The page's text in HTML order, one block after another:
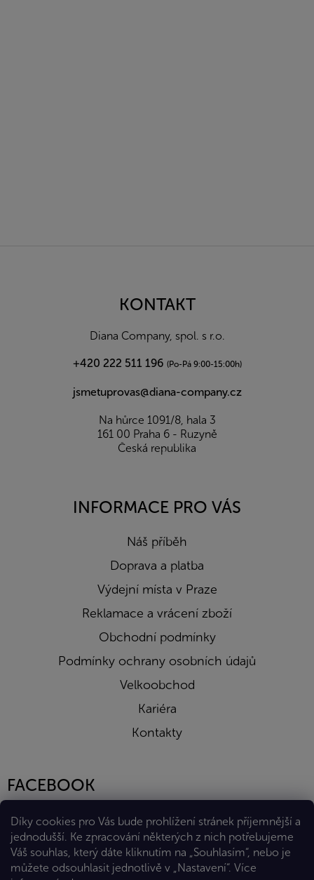
Díky cookies pro Vás bude prohlížení stránek příjemnější a
jednodušší. Ke zpracování některých z nich potřebujeme
Váš souhlas, který dáte kliknutím na „Souhlasím“, nebo je
můžete odsouhlasit jednotlivě v „Nastavení“. Více
KONTAKT
Diana Company, spol. s r.o.
+420 222 511 196 (Po-Pá 9:00-15:00h)
jsmetuprovas@diana-company.cz
Na hůrce 1091/8, hala 3
161 00 Praha 6 - Ruzyně
Česká republika
INFORMACE PRO VÁS
Náš příběh
Doprava a platba
Výdejní místa v Praze
Reklamace a vrácení zboží
Obchodní podmínky
Podmínky ochrany osobních údajů
Velkoobchod
Kariéra
Kontakty
FACEBOOK